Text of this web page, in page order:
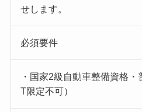
せします。
必須要件
・国家2級自動車整備資格
T限定不可）